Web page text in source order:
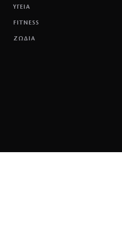
ΥΓΕΙΑ
FITNESS
ΖΩΔΙΑ